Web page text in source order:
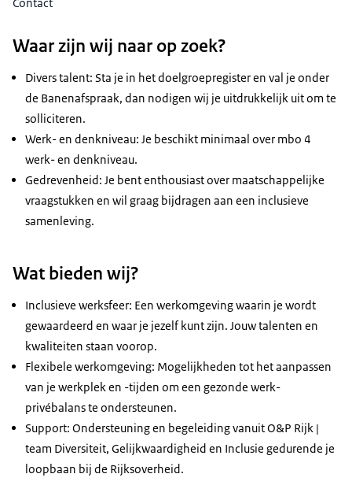
Waar zijn wij naar op zoek?
Divers talent: Sta je in het doelgroepregister en val je onder
de Banenafspraak, dan nodigen wij je uitdrukkelijk uit om te
solliciteren.
Werk- en denkniveau: Je beschikt minimaal over mbo 4
werk- en denkniveau.
Gedrevenheid: Je bent enthousiast over maatschappelijke
vraagstukken en wil graag bijdragen aan een inclusieve
samenleving.
Wat bieden wij?
Inclusieve werksfeer: Een werkomgeving waarin je wordt
gewaardeerd en waar je jezelf kunt zijn. Jouw talenten en
kwaliteiten staan voorop.
Flexibele werkomgeving: Mogelijkheden tot het aanpassen
van je werkplek en -tijden om een gezonde werk-
privébalans te ondersteunen.
Support: Ondersteuning en begeleiding vanuit O&P Rijk |
team Diversiteit, Gelijkwaardigheid en Inclusie gedurende je
loopbaan bij de Rijksoverheid.